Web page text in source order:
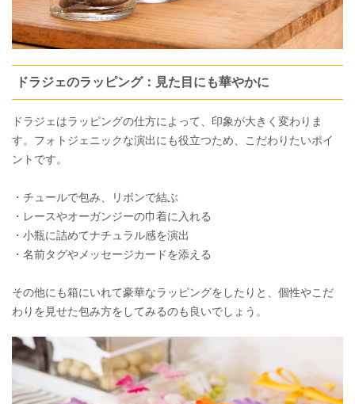
ドラジェのラッピング：見た目にも華やかに
ドラジェはラッピングの仕方によって、印象が大きく変わりま
す。フォトジェニックな演出にも役立つため、こだわりたいポイ
ントです。
・チュールで包み、リボンで結ぶ
・レースやオーガンジーの巾着に入れる
・小瓶に詰めてナチュラル感を演出
・名前タグやメッセージカードを添える
その他にも箱にいれて豪華なラッピングをしたりと、個性やこだ
わりを見せた包み方をしてみるのも良いでしょう。